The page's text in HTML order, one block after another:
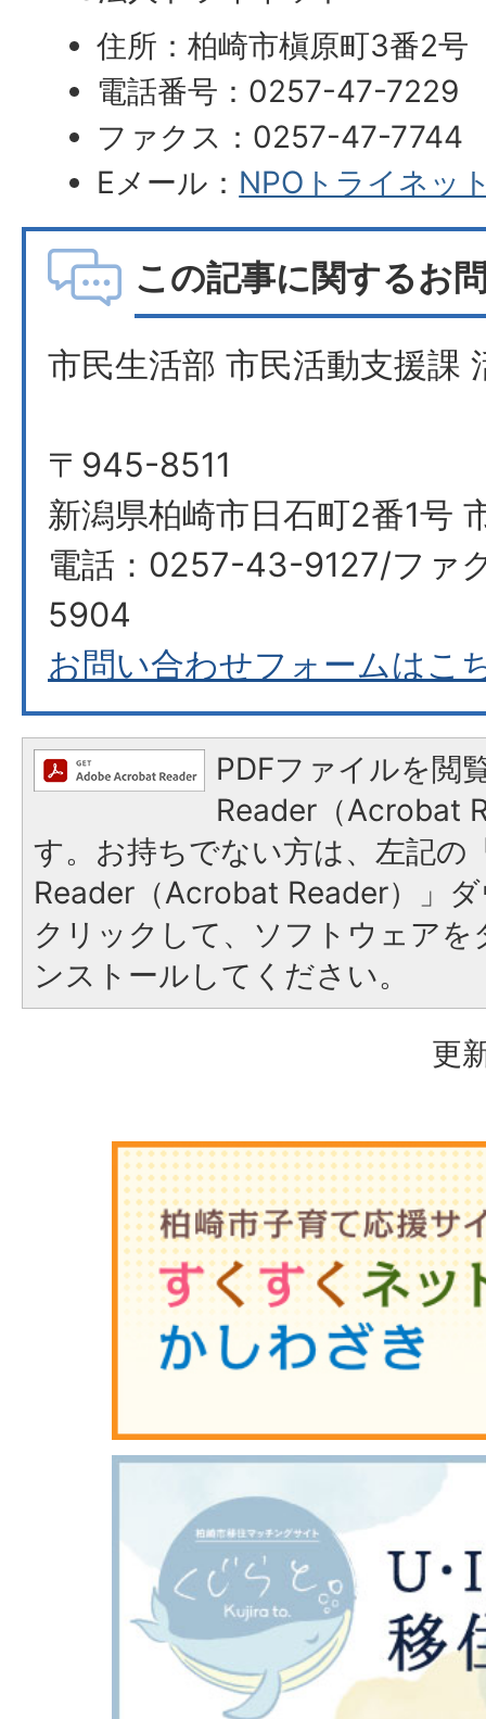
住所：柏崎市槇原町3番2号
電話番号：0257-47-7229
ファクス：0257-47-7744
Eメール： NPOトライネッ
この記事に関するお
市民生活部 市民活動支援課
〒945-8511
新潟県柏崎市日石町2番1号
電話：0257-43-9127/ファ
5904
お問い合わせフォームはこ
PDFファイルを閲
Reader（Acrobat
す。お持ちでない方は、左記の
Reader（Acrobat Reader）」
クリックして、ソフトウェア
ンストールしてください。
更